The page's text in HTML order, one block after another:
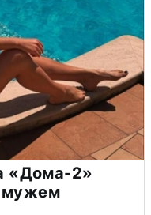
«Дома-2»
мужем